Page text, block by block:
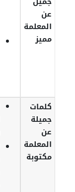
عن
المعلمة
مميز
كلمات
جميلة
عن
المعلمة
مكتوبة